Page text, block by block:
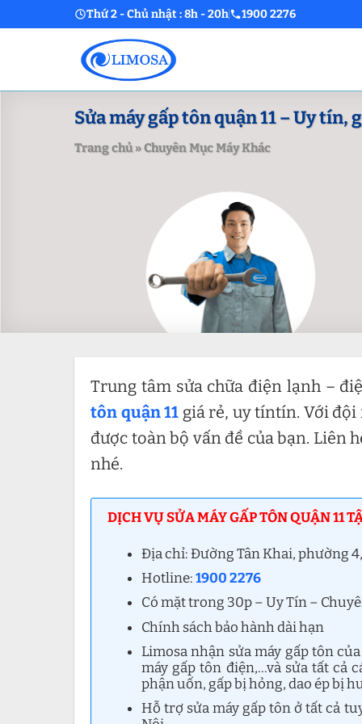
to
Thứ 2 - Chủ nhật : 8h - 20h 1900 2276
Sửa máy gấp tôn quận 11 – Uy tín,
Trang chủ»Chuyên Mục Máy Khác
Trung tâm sửa chữa điện lạnh –
tôn quận 11 giá rẻ, uy tíntín. Với
được toàn bộ vấn đề của bạn. Liên
nhé.
DỊCH VỤ SỬA MÁY GẤP TÔN QUẬN 11
Địa chỉ: Đường Tân Khai, phường 4,
Hotline:1900 2276
Có mặt trong 30p – Uy Tín –
Chính sách bảo hành dài hạn
Limosa nhận sửa máy gấp tôn
máy gấp tôn điện,…và sửa tất cả
phận uốn, gấp bị hỏng, dao ép bị
Hỗ trợ sửa máy gấp tôn ở tất cả